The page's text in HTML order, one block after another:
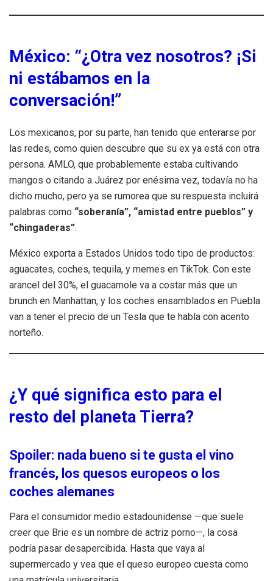
México: “¿Otra vez nosotros? ¡Si
ni estábamos en la
conversación!”
Los mexicanos, por su parte, han tenido que enterarse por
las redes, como quien descubre que su ex ya está con otra
persona. AMLO, que probablemente estaba cultivando
mangos o citando a Juárez por enésima vez, todavía no ha
dicho mucho, pero ya se rumorea que su respuesta incluirá
palabras como “soberanía”, “amistad entre pueblos” y
“chingaderas”.
México exporta a Estados Unidos todo tipo de productos:
aguacates, coches, tequila, y memes en TikTok. Con este
arancel del 30%, el guacamole va a costar más que un
brunch en Manhattan, y los coches ensamblados en Puebla
van a tener el precio de un Tesla que te habla con acento
norteño.
¿Y qué significa esto para el
resto del planeta Tierra?
Spoiler: nada bueno si te gusta el vino
francés, los quesos europeos o los
coches alemanes
Para el consumidor medio estadounidense —que suele
creer que Brie es un nombre de actriz porno—, la cosa
podría pasar desapercibida. Hasta que vaya al
supermercado y vea que el queso europeo cuesta como